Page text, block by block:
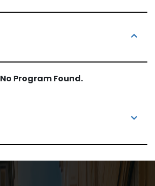
No Program Found.